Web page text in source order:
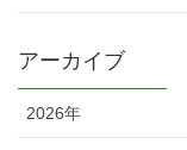
アーカイブ
2026年